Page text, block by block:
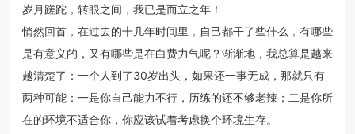
岁月蹉跎，转眼之间，我已是而立之年！
悄然回首，在过去的十几年时间里，自己都干了些什么，有哪些
是有意义的，又有哪些是在白费力气呢？渐渐地，我总算是越来
越清楚了：一个人到了30岁出头，如果还一事无成，那就只有
两种可能：一是你自己能力不行，历练的还不够老辣；二是你所
在的环境不适合你，你应该试着考虑换个环境生存。